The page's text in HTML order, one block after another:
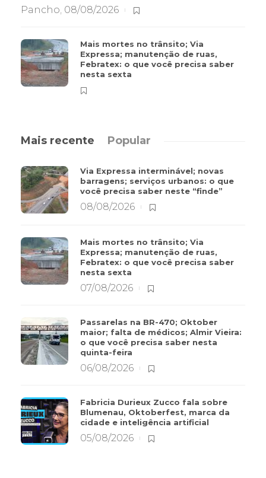
Pancho, 08/08/2026
Mais mortes no trânsito; Via
Expressa; manutenção de ruas,
Febratex: o que você precisa saber
nesta sexta
Mais recente Popular
Via Expressa interminável; novas
barragens; serviços urbanos: o que
você precisa saber neste “finde”
08/08/2026
Mais mortes no trânsito; Via
Expressa; manutenção de ruas,
Febratex: o que você precisa saber
nesta sexta
07/08/2026
Passarelas na BR-470; Oktober
maior; falta de médicos; Almir Vieira:
o que você precisa saber nesta
quinta-feira
06/08/2026
Fabricia Durieux Zucco fala sobre
Blumenau, Oktoberfest, marca da
cidade e inteligência artificial
05/08/2026